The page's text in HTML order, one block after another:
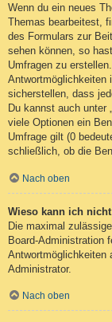
Wenn du ein neues
Themas bearbeitest,
des Formulars zur
sehen können, so
Umfragen zu
Antwortmöglichkeiten
sicherstellen, dass
Du kannst auch unter
viele Optionen ein
Umfrage gilt (0
schließlich, ob die
Nach oben
Wieso kann ich
Die maximal
Board-Administration
Antwortmöglichkeiten
Administrator.
Nach oben